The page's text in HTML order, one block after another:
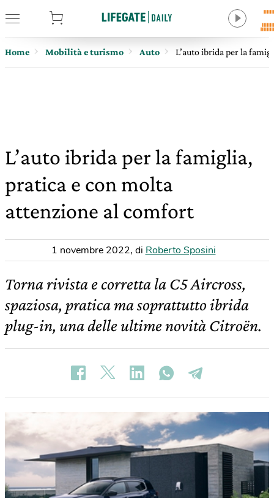
Home Mobilità e turismo Auto L’auto ibrida per la
L’auto ibrida per la famiglia,
pratica e con molta
attenzione al comfort
1 novembre 2022, di Roberto Sposini
Torna rivista e corretta la C5 Aircross,
spaziosa, pratica ma soprattutto ibrida
plug-in, una delle ultime novità Citroën.